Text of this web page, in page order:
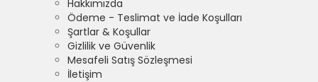
Hakkımızda
Ödeme - Teslimat ve İade Koşulları
Şartlar & Koşullar
Gizlilik ve Güvenlik
Mesafeli Satış Sözleşmesi
İletişim